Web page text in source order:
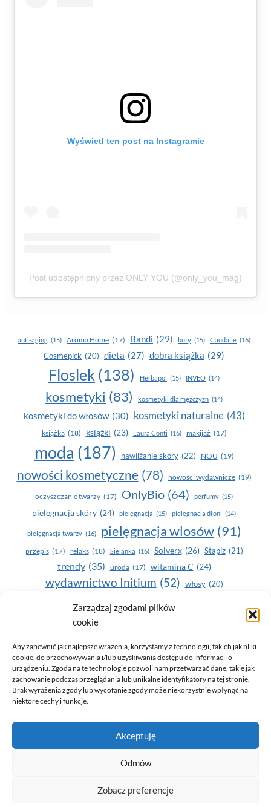
Zarządzaj zgodami plików
cookie
Aby zapewnić jak najlepsze wrażenia, korzystamy z technologii, takich jak pliki
cookie, do przechowywania i/lub uzyskiwania dostępu do informacji o
urządzeniu. Zgoda na te technologie pozwoli nam przetwarzać dane, takie jak
zachowanie podczas przeglądania lub unikalne identyfikatory na tej stronie.
Brak wyrażenia zgody lub wycofanie zgody może niekorzystnie wpłynąć na
niektóre cechy i funkcje.
Akceptuję
Odmów
Zobacz preferencje
Wyświetl ten post na Instagramie
Post udostępniony przez ONLY YOU (@only_you_mag)
anti-aging (15) Aroma Home (17) Bandi (29) buty (15) Caudalie (16)
Cosmepick (20) dieta (27) dobra książka (29)
Floslek (138) Herbapol (15) INVEO (14)
kosmetyki (83) kosmetyki dla mężczyzn (14)
kosmetyki do włosów (30) kosmetyki naturalne (43)
książka (18) książki (23) Laura Conti (16) makijaż (17)
moda (187) nawilżanie skóry (22) NOU (19)
nowości kosmetyczne (78) nowości wydawnicze (19)
oczyszczanie twarzy (17) OnlyBio (64) perfumy (15)
pielegnacja skóry (24) pielęgnacja (15) pielęgnacja dłoni (14)
pielęgnacja twarzy (16) pielęgnacja wlosów (91)
przepis (17) relaks (18) Sielanka (16) Solverx (26) Stapiz (21)
trendy (35) uroda (17) witamina C (24)
wydawnictwo Initium (52) włosy (20)
Yasumi(164) zdrowe zęby
zdrowie
© 2026 Only You - portal dla kobiet (uroda, moda, zdrowie)
opracowanie:AZDOBRESTRONY
Polityka prywatności i RODO